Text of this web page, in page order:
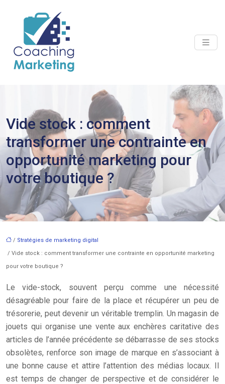
Vide stock : comment
transformer une contrainte en
opportunité marketing pour
votre boutique ?
/ Stratégies de marketing digital
/ Vide stock : comment transformer une contrainte en opportunité marketing
pour votre boutique ?
Le vide-stock, souvent perçu comme une nécessité
désagréable pour faire de la place et récupérer un peu de
trésorerie, peut devenir un véritable tremplin. Un magasin de
jouets qui organise une vente aux enchères caritative des
articles de l’année précédente se débarrasse de ses stocks
obsolètes, renforce son image de marque en s’associant à
une bonne cause et attire l’attention des médias locaux. Il
est temps de changer de perspective et de considérer le